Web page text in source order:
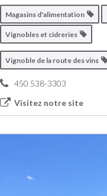
Magasins d'alimentation
Vignobles et cidreries
Vignoble de la route des vins
450 538-3303
Visitez notre site